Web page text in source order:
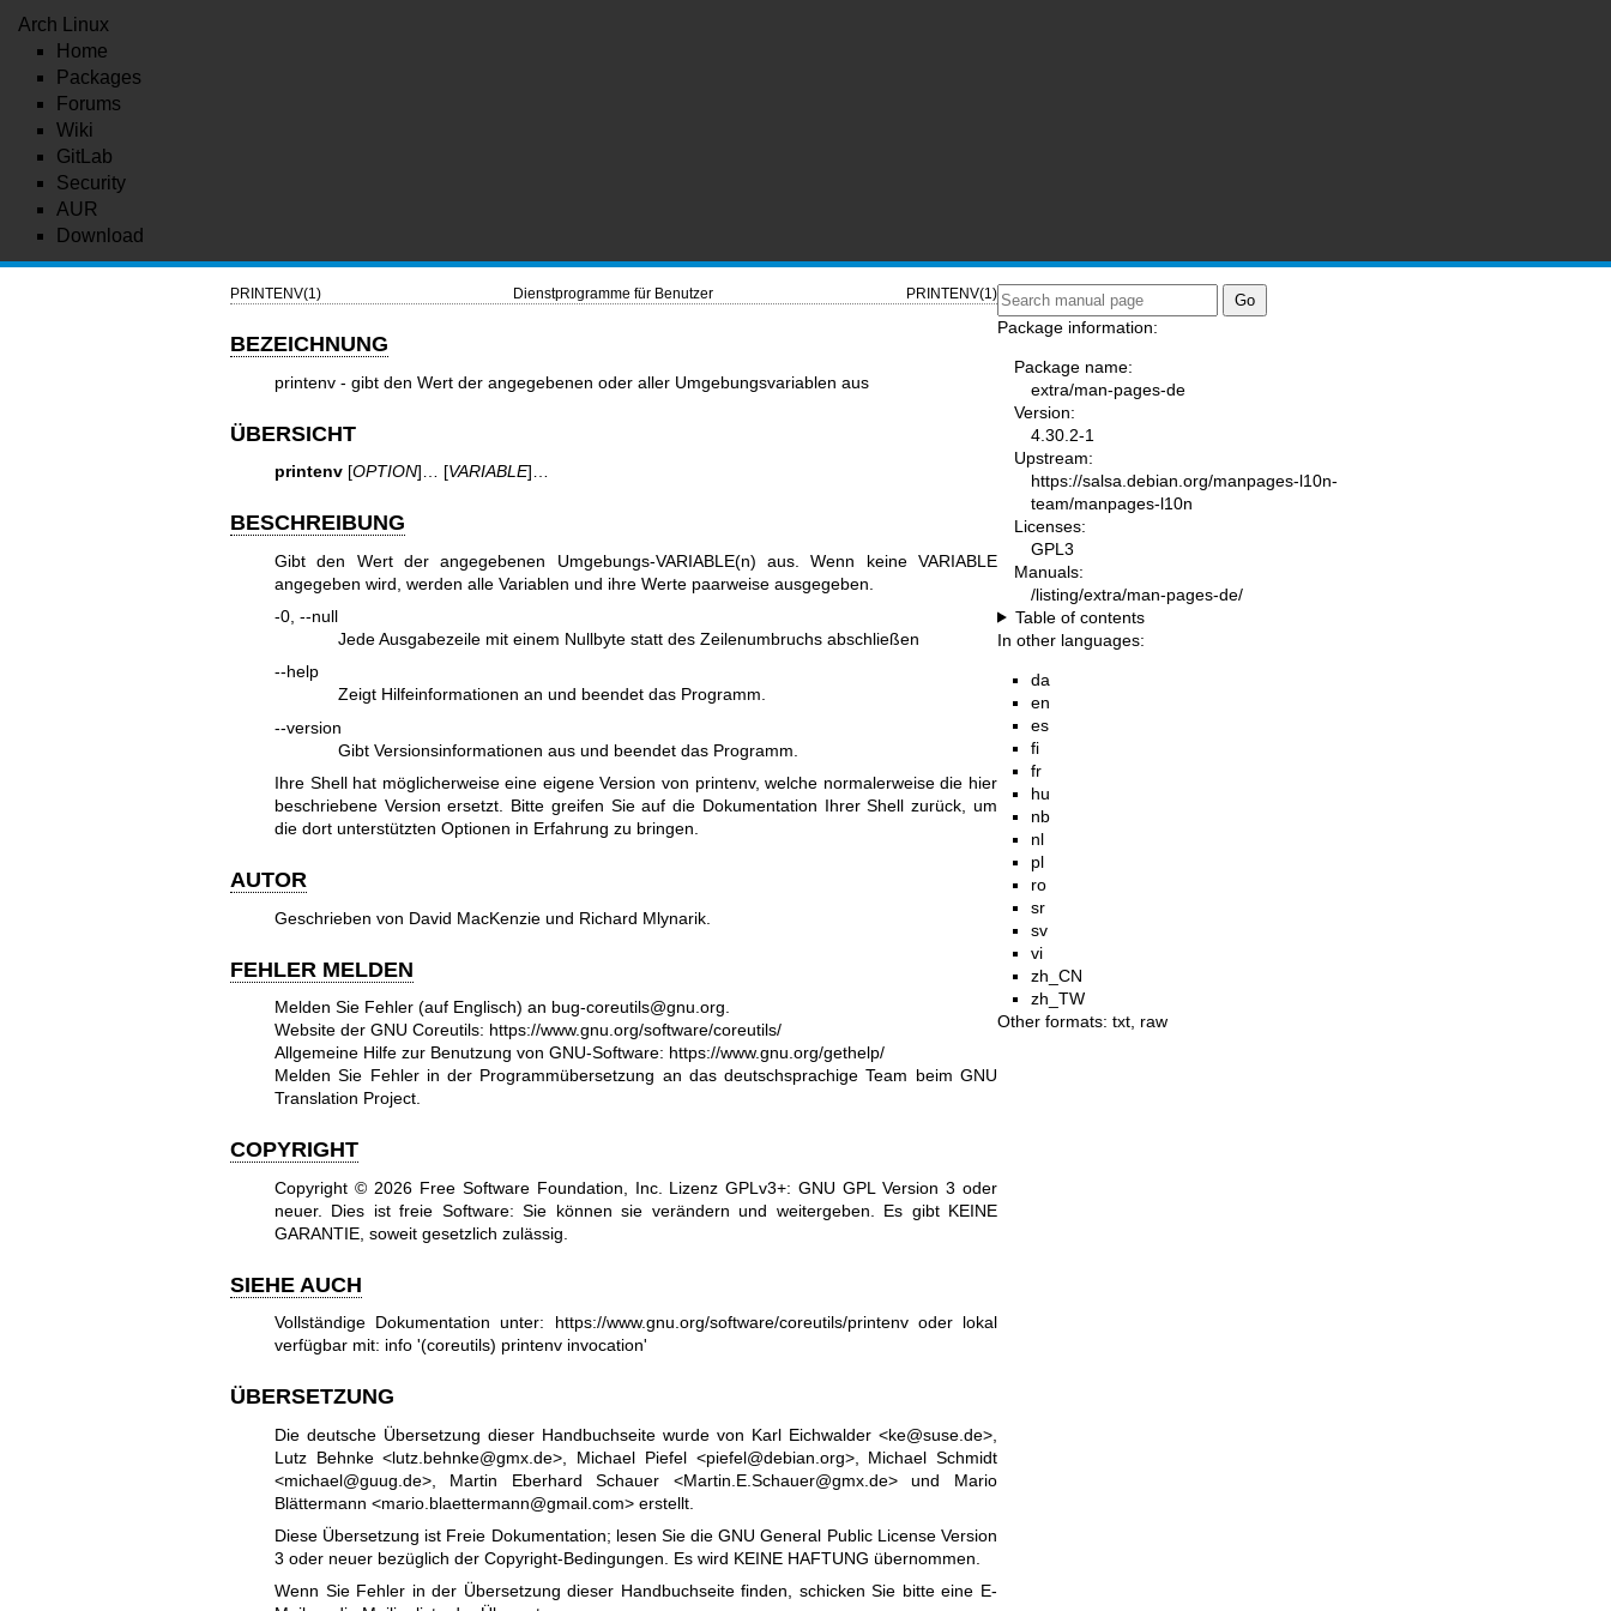
Arch Linux
Home
Packages
Forums
Wiki
GitLab
Security
AUR
Download
PRINTENV(1) Dienstprogramme für Benutzer PRINTENV(1)
BEZEICHNUNG
printenv - gibt den Wert der angegebenen oder aller Umgebungsvariablen aus
ÜBERSICHT
printenv[OPTION]… [VARIABLE]…
BESCHREIBUNG
Gibt den Wert der angegebenen Umgebungs-VARIABLE(n) aus. Wenn keine VARIABLE
angegeben wird, werden alle Variablen und ihre Werte paarweise ausgegeben.
-0, --null
Jede Ausgabezeile mit einem Nullbyte statt des Zeilenumbruchs abschließen
--help
Zeigt Hilfeinformationen an und beendet das Programm.
--version
Gibt Versionsinformationen aus und beendet das Programm.
Ihre Shell hat möglicherweise eine eigene Version von printenv, welche normalerweise die hier
beschriebene Version ersetzt. Bitte greifen Sie auf die Dokumentation Ihrer Shell zurück, um
die dort unterstützten Optionen in Erfahrung zu bringen.
AUTOR
Geschrieben von David MacKenzie und Richard Mlynarik.
FEHLER MELDEN
Melden Sie Fehler (auf Englisch) an bug-coreutils@gnu.org
Website der GNU Coreutils: https://www.gnu.org/software/coreutils/
Allgemeine Hilfe zur Benutzung von GNU-Software: https://www.gnu.org/gethelp/
Melden Sie Fehler in der Programmübersetzung an das deutschsprachige Team beim GNU
Translation Project.
COPYRIGHT
Copyright © 2026 Free Software Foundation, Inc. Lizenz GPLv3+:GNU GPL Version 3 oder
neuer. Dies ist freie Software: Sie können sie verändern und weitergeben. Es gibt KEINE
GARANTIE, soweit gesetzlich zulässig.
SIEHE AUCH
Vollständige Dokumentation unter: https://www.gnu.org/software/coreutils/printenv oder lokal
verfügbar mit: info '(coreutils) printenv invocation'
ÜBERSETZUNG
Die deutsche Übersetzung dieser Handbuchseite wurde von Karl Eichwalder <ke@suse.de>,
Lutz Behnke <lutz.behnke@gmx.de>, Michael Piefel <piefel@debian.org>, Michael Schmidt
<michael@guug.de>, Martin Eberhard Schauer <Martin.E.Schauer@gmx.de> und Mario
Blättermann <mario.blaettermann@gmail.com> erstellt.
Diese Übersetzung ist Freie Dokumentation; lesen Sie dieGNU General Public License Version
3 oder neuer bezüglich der Copyright-Bedingungen. Es wird KEINE HAFTUNG übernommen.
Wenn Sie Fehler in der Übersetzung dieser Handbuchseite finden, schicken Sie bitte eine E-
Package information:
Package name:
extra/man-pages-de
Version:
4.30.2-1
Upstream:
https://salsa.debian.org/manpages-l10n-
team/manpages-l10n
Licenses:
GPL3
Manuals:
/listing/extra/man-pages-de/
Table of contents
In other languages:
da
en
es
fi
fr
hu
nb
nl
pl
ro
sr
sv
vi
zh_CN
zh_TW
Other formats: txt raw